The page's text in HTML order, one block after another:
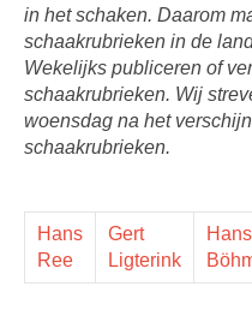
in het schaken. Daarom
schaakrubrieken in de
Wekelijks publiceren of
schaakrubrieken. Wij
woensdag na het
schaakrubrieken.
Hans
Ree
Gert
Ligterink
Hans